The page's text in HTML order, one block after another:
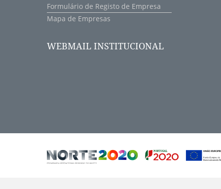
Formulário de Registo de Empresa
Mapa de Empresas
WEBMAIL INSTITUCIONAL